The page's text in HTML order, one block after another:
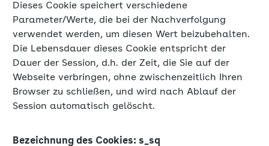
Dieses Cookie speichert verschiedene
Parameter/Werte, die bei der Nachverfolgung
verwendet werden, um diesen Wert beizubehalten.
Die Lebensdauer dieses Cookie entspricht der
Dauer der Session, d.h. der Zeit, die Sie auf der
Webseite verbringen, ohne zwischenzeitlich Ihren
Browser zu schließen, und wird nach Ablauf der
Session automatisch gelöscht.
Bezeichnung des Cookies: s_sq